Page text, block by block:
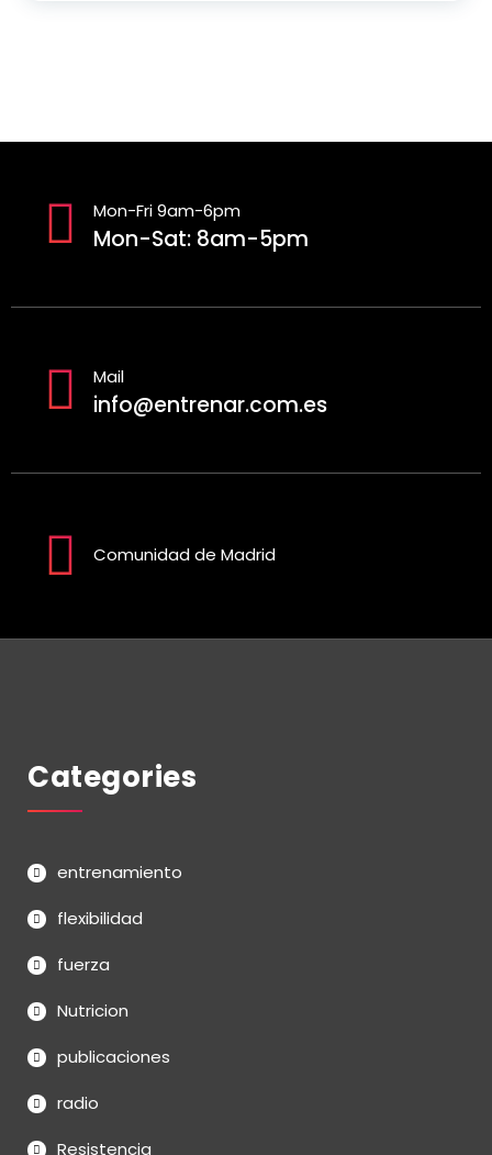
Mon-Fri 9am-6pm
Mon-Sat: 8am-5pm
Mail
info@entrenar.com.es
Comunidad de Madrid
Categories
entrenamiento
flexibilidad
fuerza
Nutricion
publicaciones
radio
Resistencia